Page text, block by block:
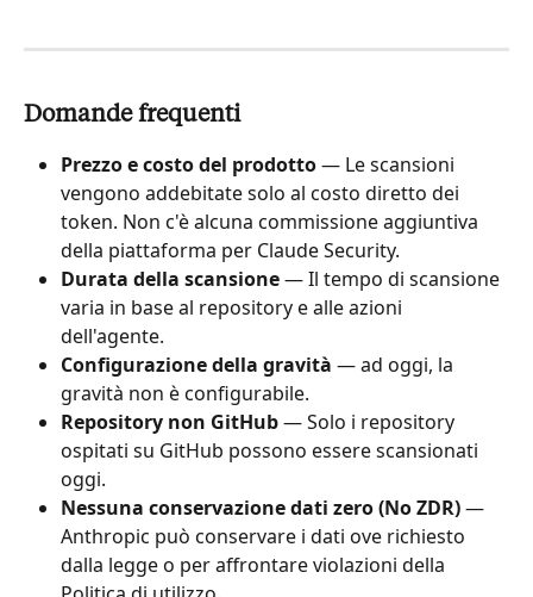
Domande frequenti
Prezzo e costo del prodotto — Le scansioni
vengono addebitate solo al costo diretto dei
token. Non c'è alcuna commissione aggiuntiva
della piattaforma per Claude Security.
Durata della scansione — Il tempo di scansione
varia in base al repository e alle azioni
dell'agente.
Configurazione della gravità — ad oggi, la
gravità non è configurabile.
Repository non GitHub — Solo i repository
ospitati su GitHub possono essere scansionati
oggi.
Nessuna conservazione dati zero (No ZDR) —
Anthropic può conservare i dati ove richiesto
dalla legge o per affrontare violazioni della